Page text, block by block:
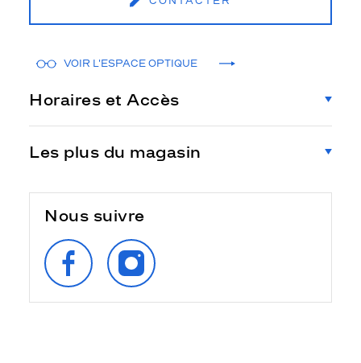
VOIR L'ESPACE OPTIQUE
Horaires et Accès
Les plus du magasin
Nous suivre
SUIVEZ‑NOUS
SUR
FACEBOOK
SUIVEZ‑NOUS
SUR
INSTAGRAM